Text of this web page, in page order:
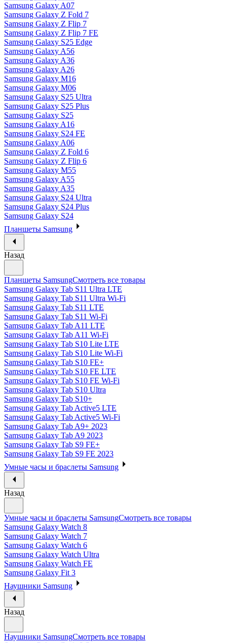
Samsung Galaxy A07
Samsung Galaxy Z Fold 7
Samsung Galaxy Z Flip 7
Samsung Galaxy Z Flip 7 FE
Samsung Galaxy S25 Edge
Samsung Galaxy A56
Samsung Galaxy A36
Samsung Galaxy A26
Samsung Galaxy M16
Samsung Galaxy M06
Samsung Galaxy S25 Ultra
Samsung Galaxy S25 Plus
Samsung Galaxy S25
Samsung Galaxy A16
Samsung Galaxy S24 FE
Samsung Galaxy A06
Samsung Galaxy Z Fold 6
Samsung Galaxy Z Flip 6
Samsung Galaxy M55
Samsung Galaxy A55
Samsung Galaxy A35
Samsung Galaxy S24 Ultra
Samsung Galaxy S24 Plus
Samsung Galaxy S24
Планшеты Samsung
Назад
Планшеты SamsungСмотреть все товары
Samsung Galaxy Tab S11 Ultra LTE
Samsung Galaxy Tab S11 Ultra Wi-Fi
Samsung Galaxy Tab S11 LTE
Samsung Galaxy Tab S11 Wi-Fi
Samsung Galaxy Tab A11 LTE
Samsung Galaxy Tab A11 Wi-Fi
Samsung Galaxy Tab S10 Lite LTE
Samsung Galaxy Tab S10 Lite Wi-Fi
Samsung Galaxy Tab S10 FE+
Samsung Galaxy Tab S10 FE LTE
Samsung Galaxy Tab S10 FE Wi-Fi
Samsung Galaxy Tab S10 Ultra
Samsung Galaxy Tab S10+
Samsung Galaxy Tab Active5 LTE
Samsung Galaxy Tab Active5 Wi-Fi
Samsung Galaxy Tab A9+ 2023
Samsung Galaxy Tab A9 2023
Samsung Galaxy Tab S9 FE+
Samsung Galaxy Tab S9 FE 2023
Умные часы и браслеты Samsung
Назад
Умные часы и браслеты SamsungСмотреть все товары
Samsung Galaxy Watch 8
Samsung Galaxy Watch 7
Samsung Galaxy Watch 6
Samsung Galaxy Watch Ultra
Samsung Galaxy Watch FE
Samsung Galaxy Fit 3
Наушники Samsung
Назад
Наушники SamsungСмотреть все товары